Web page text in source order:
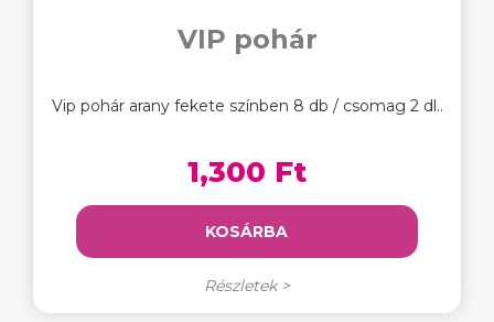
VIP pohár
Vip pohár arany fekete színben 8 db / csomag 2 dl..
1,300 Ft
KOSÁRBA
Részletek >